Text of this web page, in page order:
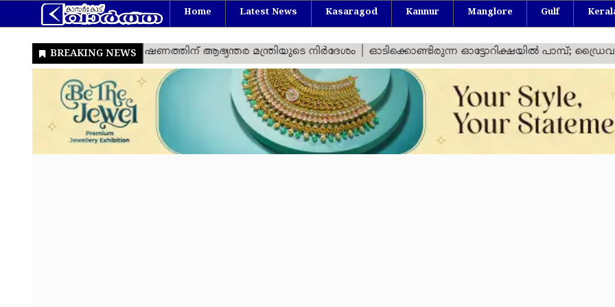
Home Latest News Kasaragod Kannur Manglore Gulf